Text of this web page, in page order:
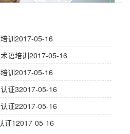
训2017-05-16
语培训2017-05-16
训2017-05-16
证32017-05-16
证22017-05-16
证12017-05-16